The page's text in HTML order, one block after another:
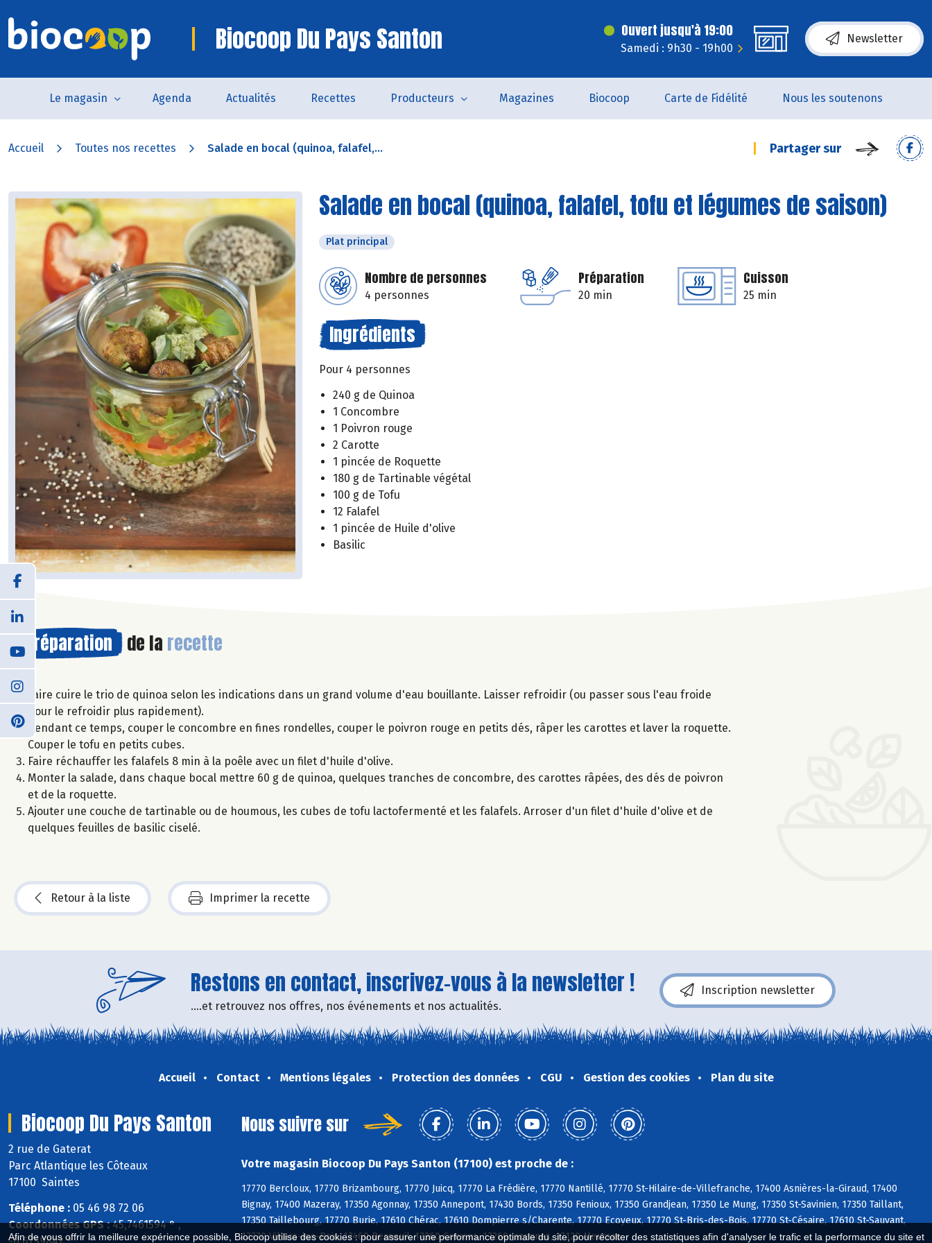
Afin de vous offrir la meilleure expérience possible, Biocoop utilise des cookies : pour assurer une performance optimale du site, pour récolter des statistiques afin d'analyser le trafic et la performance du site et
Biocoop Du Pays Santon Ouvert jusqu'à 19:00
Samedi : 9h30 - 19h00
Newsletter
Le magasin Agenda Actualités Recettes Producteurs Magazines Biocoop Carte de Fidélité Nous les soutenons
Accueil Toutes nos recettes Salade en bocal (quinoa, falafel,... Partager sur
Salade en bocal (quinoa, falafel, tofu et légumes de saison)
Plat principal
Nombre de personnes
4 personnes
Préparation
20 min
Cuisson
25 min
Ingrédients
Pour 4 personnes
240 g de Quinoa
1 Concombre
1 Poivron rouge
2 Carotte
1 pincée de Roquette
180 g de Tartinable végétal
100 g de Tofu
12 Falafel
1 pincée de Huile d'olive
Basilic
Préparation de la recette
Faire cuire le trio de quinoa selon les indications dans un grand volume d'eau bouillante. Laisser refroidir (ou passer sous l'eau froide
pour le refroidir plus rapidement).
Pendant ce temps, couper le concombre en fines rondelles, couper le poivron rouge en petits dés, râper les carottes et laver la roquette.
Couper le tofu en petits cubes.
Faire réchauffer les falafels 8 min à la poêle avec un filet d'huile d'olive.
Monter la salade, dans chaque bocal mettre 60 g de quinoa, quelques tranches de concombre, des carottes râpées, des dés de poivron
et de la roquette.
Ajouter une couche de tartinable ou de houmous, les cubes de tofu lactofermenté et les falafels. Arroser d'un filet d'huile d'olive et de
quelques feuilles de basilic ciselé.
Retour à la liste Imprimer la recette
Restons en contact, inscrivez-vous à la newsletter !
....et retrouvez nos offres, nos événements et nos actualités.
Inscription newsletter
Accueil Contact Mentions légales Protection des données CGU Gestion des cookies Plan du site
Biocoop Du Pays Santon
2 rue de Gaterat
Parc Atlantique les Côteaux
17100 Saintes
Téléphone : 05 46 98 72 06
Coordonnées GPS :45,7461594 ° ,
Nous suivre sur
Votre magasin Biocoop Du Pays Santon (17100) est proche de :
17770 Bercloux, 17770 Brizambourg, 17770 Juicq, 17770 La Frédière, 17770 Nantillé, 17770 St-Hilaire-de-Villefranche, 17400 Asnières-la-Giraud, 17400
Bignay, 17400 Mazeray, 17350 Agonnay, 17350 Annepont, 17430 Bords, 17350 Fenioux, 17350 Grandjean, 17350 Le Mung, 17350 St-Savinien, 17350 Taillant,
17350 Taillebourg, 17770 Burie, 17610 Chérac, 17610 Dompierre s/Charente, 17770 Ecoyeux, 17770 St-Bris-des-Bois, 17770 St-Césaire, 17610 St-Sauvant,
17770 Villars-les-Bois, 17460 Berneuil, 17260 Cravans, 17260 Jazennes, 17120 Meursac